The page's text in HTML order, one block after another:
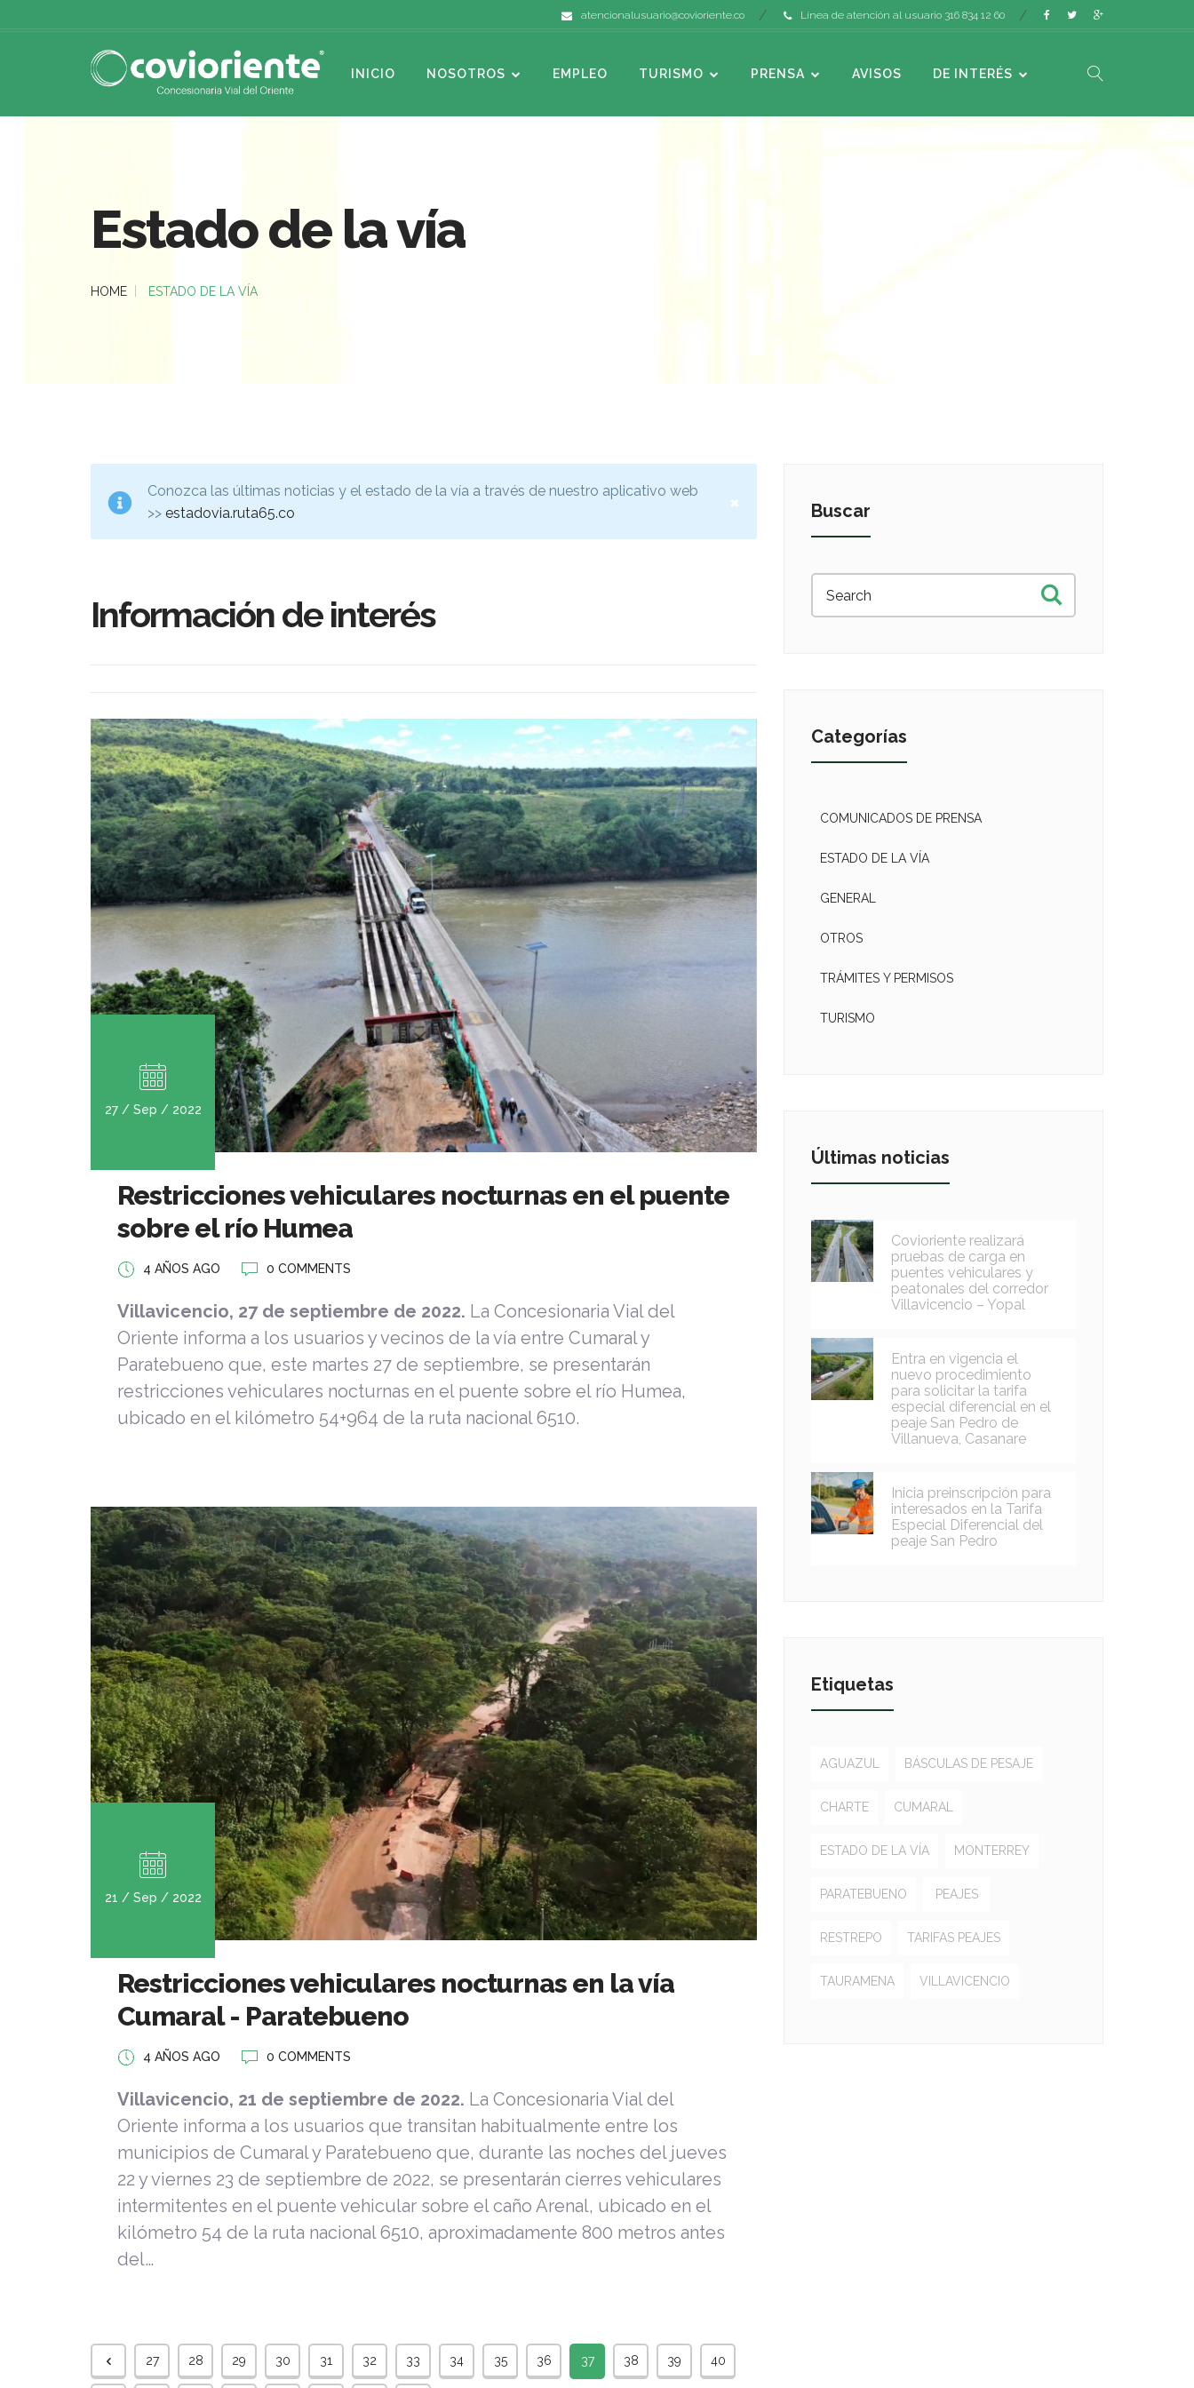
atencionalusuario@covioriente.co Línea de atención al usuario 316 834 12 60
INICIO NOSOTROS EMPLEO TURISMO PRENSA AVISOS DE INTERÉS
Estado de la vía
HOME ESTADO DE LA VÍA
Conozca las últimas noticias y el estado de la vía a través de nuestro aplicativo web
>> estadovia.ruta65.co ×
Información de interés
27 / Sep / 2022
Restricciones vehiculares nocturnas en el puente
sobre el río Humea
4 AÑOS AGO 0 COMMENTS
Villavicencio, 27 de septiembre de 2022. La Concesionaria Vial del
Oriente informa a los usuarios y vecinos de la vía entre Cumaral y
Paratebueno que, este martes 27 de septiembre, se presentarán
restricciones vehiculares nocturnas en el puente sobre el río Humea,
ubicado en el kilómetro 54+964 de la ruta nacional 6510.
21 / Sep / 2022
Restricciones vehiculares nocturnas en la vía
Cumaral - Paratebueno
4 AÑOS AGO 0 COMMENTS
Villavicencio, 21 de septiembre de 2022. La Concesionaria Vial del
Oriente informa a los usuarios que transitan habitualmente entre los
municipios de Cumaral y Paratebueno que, durante las noches del jueves
22 y viernes 23 de septiembre de 2022, se presentarán cierres vehiculares
intermitentes en el puente vehicular sobre el caño Arenal, ubicado en el
kilómetro 54 de la ruta nacional 6510, aproximadamente 800 metros antes
del…
27 28 29 30 31 32 33 34 35 36 37 38 39 40
Buscar
Categorías
COMUNICADOS DE PRENSA
ESTADO DE LA VÍA
GENERAL
OTROS
TRÁMITES Y PERMISOS
TURISMO
Últimas noticias
Covioriente realizará
pruebas de carga en
puentes vehiculares y
peatonales del corredor
Villavicencio – Yopal
Entra en vigencia el
nuevo procedimiento
para solicitar la tarifa
especial diferencial en el
peaje San Pedro de
Villanueva, Casanare
Inicia preinscripción para
interesados en la Tarifa
Especial Diferencial del
peaje San Pedro
Etiquetas
AGUAZUL BÁSCULAS DE PESAJE
CHARTE CUMARAL
ESTADO DE LA VÍA MONTERREY
PARATEBUENO PEAJES
RESTREPO TARIFAS PEAJES
TAURAMENA VILLAVICENCIO